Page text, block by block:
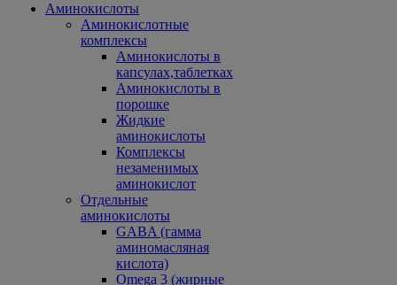
Аминокислоты
Аминокислотные
комплексы
Аминокислоты в
капсулах,таблетках
Аминокислоты в
порошке
Жидкие
аминокислоты
Комплексы
незаменимых
аминокислот
Отдельные
аминокислоты
GABA (гамма
аминомасляная
кислота)
Omega 3 (жирные